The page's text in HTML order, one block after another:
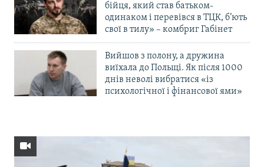
бійця, який став батьком-
одинаком і перевівся в ТЦК, б’ють
свої в тилу» – комбриг Габінет
Вийшов з полону, а дружина
виїхала до Польщі. Як після 1000
днів неволі вибратися «із
психологічної і фінансової ями»